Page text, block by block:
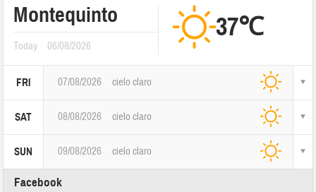
Montequinto
Today 06/08/2026
37℃
FRI 07/08/2026 cielo claro
SAT 08/08/2026 cielo claro
SUN 09/08/2026 cielo claro
Facebook